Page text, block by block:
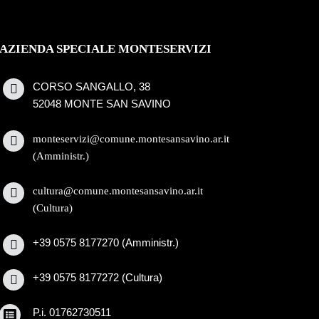
AZIENDA SPECIALE MONTESERVIZI
CORSO SANGALLO, 38
52048 MONTE SAN SAVINO
monteservizi@comune.montesansavino.ar.it
(Amministr.)
cultura@comune.montesansavino.ar.it
(Cultura)
+39 0575 8177270 (Amministr.)
+39 0575 8177272 (Cultura)
P.i. 01762730511